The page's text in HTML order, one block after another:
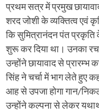
प्रथम सत्र में प्रमुख
शरद जोशी के व्यक्तित्व एवं
कि सुमित्रानंदन पंत
शुरू कर दिया था। उनका
उन्होंने छायावाद से
सिंह ने चर्चा में भाग लेते हुए
आह से उपजा होगा गान/
उन्होंने कल्पना से लेकर